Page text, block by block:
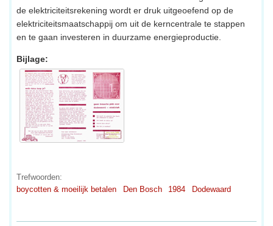
de elektriciteitsrekening wordt er druk uitgeoefend op de
elektriciteitsmaatschappij om uit de kerncentrale te stappen
en te gaan investeren in duurzame energieproductie.
Bijlage:
Trefwoorden:
boycotten & moeilijk betalen
Den Bosch 1984 Dodewaard